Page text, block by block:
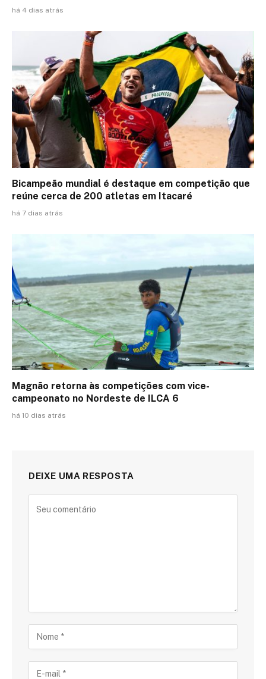
há 4 dias atrás
Bicampeão mundial é destaque em competição que
reúne cerca de 200 atletas em Itacaré
há 7 dias atrás
Magnão retorna às competições com vice-
campeonato no Nordeste de ILCA 6
há 10 dias atrás
DEIXE UMA RESPOSTA